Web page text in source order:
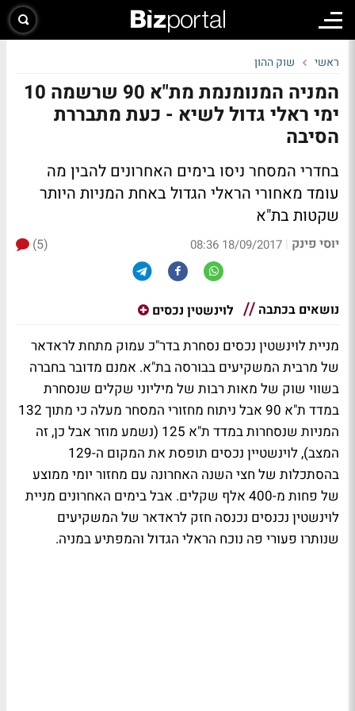
ראשי שוק ההון
המניה המנומנמת מת"א 90 שרשמה 10
ימי ראלי גדול לשיא - כעת מתבררת
הסיבה
בחדרי המסחר ניסו בימים האחרונים להבין מה
עומד מאחורי הראלי הגדול באחת המניות היותר
שקטות בת"א
יוסי פינק |
18/09/2017 08:36
(5)
נושאים בכתבה לוינשטין נכסים
מניית לוינשטין נכסים נסחרת בדר"כ עמוק מתחת לראדאר
של מרבית המשקיעים בבורסה בת"א. אמנם מדובר בחברה
בשווי שוק של מאות רבות של מיליוני שקלים שנסחרת
במדד ת"א 90 אבל ניתוח מחזורי המסחר מעלה כי מתוך 132
המניות שנסחרות במדד ת"א 125 (נשמע מוזר אבל כן, זה
המצב), לוינשטיין נכסים תופסת את המקום ה-129
בהסתכלות של חצי השנה האחרונה עם מחזור יומי ממוצע
של פחות מ-400 אלף שקלים. אבל בימים האחרונים מניית
לוינשטין נכנסים נכנסה חזק לראדאר של המשקיעים
שנותרו פעורי פה נוכח הראלי הגדול והמפתיע במניה.